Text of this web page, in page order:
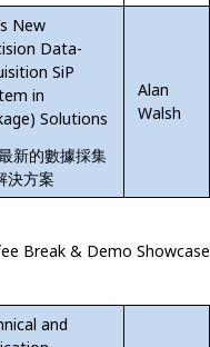
New
Data-
SiP
in
Solutions
Alan
Walsh
新的數據採集
決方案
Break & Demo Showcase
and